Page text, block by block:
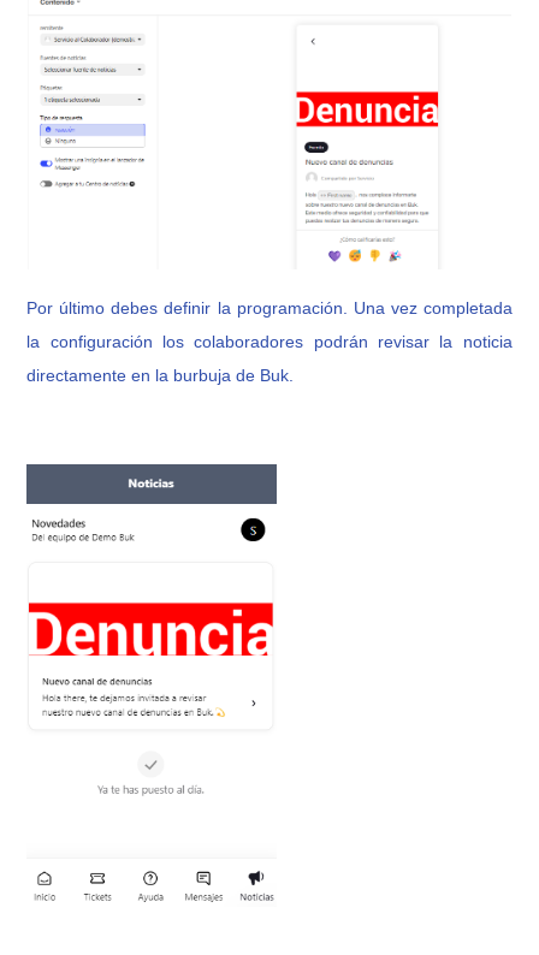
Por último debes definir la programación. Una vez completada
la configuración los colaboradores podrán revisar la noticia
directamente en la burbuja de Buk.